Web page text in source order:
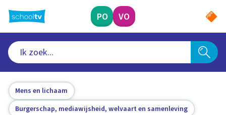
naar
hoofdinhoud
PO VO
Mens en lichaam
Burgerschap, mediawijsheid, welvaart en samenleving